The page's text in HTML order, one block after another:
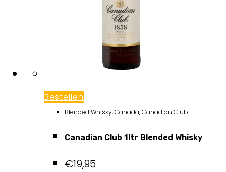
Bestellen
Blended Whisky,Canada,Canadian Club
Canadian Club 1ltr Blended Whisky
€19,95